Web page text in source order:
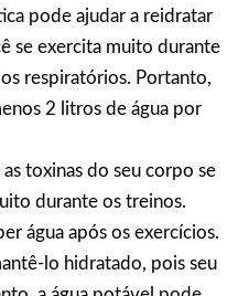
pode ajudar a reidratar
se exercita muito durante
respiratórios. Portanto,
2 litros de água por
toxinas do seu corpo se
durante os treinos.
água após os exercícios.
lo hidratado, pois seu